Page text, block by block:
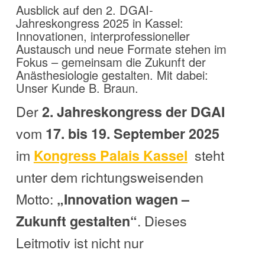
Ausblick auf den 2. DGAI-
Jahreskongress 2025 in Kassel:
Innovationen, interprofessioneller
Austausch und neue Formate stehen im
Fokus – gemeinsam die Zukunft der
Anästhesiologie gestalten. Mit dabei:
Unser Kunde B. Braun.
Der2. Jahreskongress der DGAI
vom 17. bis 19. September 2025
im Kongress Palais Kassel steht
unter dem richtungsweisenden
Motto: „Innovation wagen –
Zukunft gestalten“. Dieses
Leitmotiv ist nicht nur